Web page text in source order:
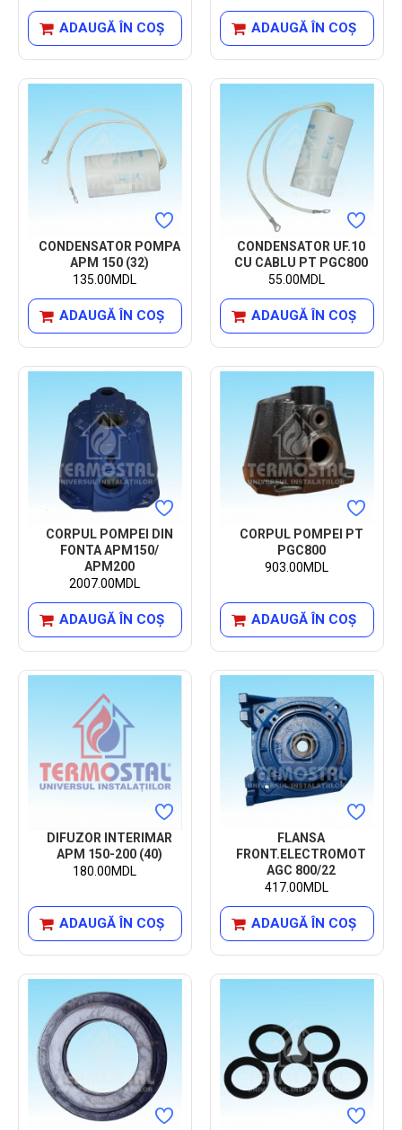
ADAUGĂ ÎN COŞ ADAUGĂ ÎN COŞ
CONDENSATOR POMPA
APM 150 (32)
135.00MDL
ADAUGĂ ÎN COŞ
CONDENSATOR UF.10
CU CABLU PT PGC800
55.00MDL
ADAUGĂ ÎN COŞ
CORPUL POMPEI DIN
FONTA APM150/
APM200
2007.00MDL
ADAUGĂ ÎN COŞ
CORPUL POMPEI PT
PGC800
903.00MDL
ADAUGĂ ÎN COŞ
DIFUZOR INTERIMAR
APM 150-200 (40)
180.00MDL
ADAUGĂ ÎN COŞ
FLANSA
FRONT.ELECTROMOT
AGC 800/22
417.00MDL
ADAUGĂ ÎN COŞ